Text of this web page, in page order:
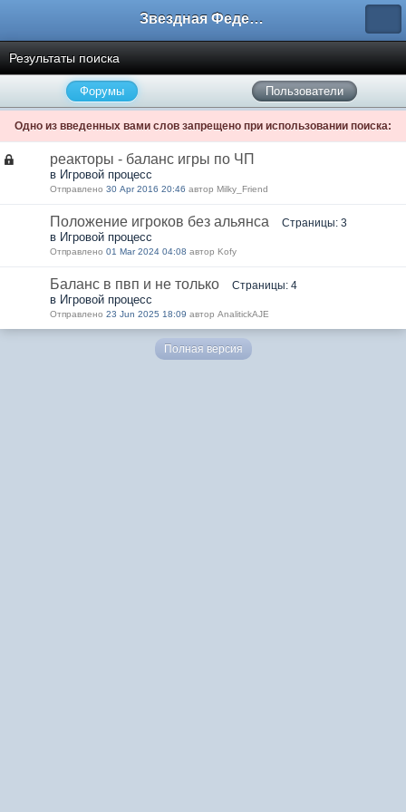
Звездная Федерация
Результаты поиска
Форумы Пользователи
Одно из введенных вами слов запрещено при использовании поиска:
реакторы - баланс игры по ЧП
в Игровой процесс
Отправлено 30 Apr 2016 20:46 автор Milky_Friend
Положение игроков без альянса Страницы: 3
в Игровой процесс
Отправлено 01 Mar 2024 04:08 автор Kofy
Баланс в пвп и не только Страницы: 4
в Игровой процесс
Отправлено 23 Jun 2025 18:09 автор AnalitickAJE
Полная версия